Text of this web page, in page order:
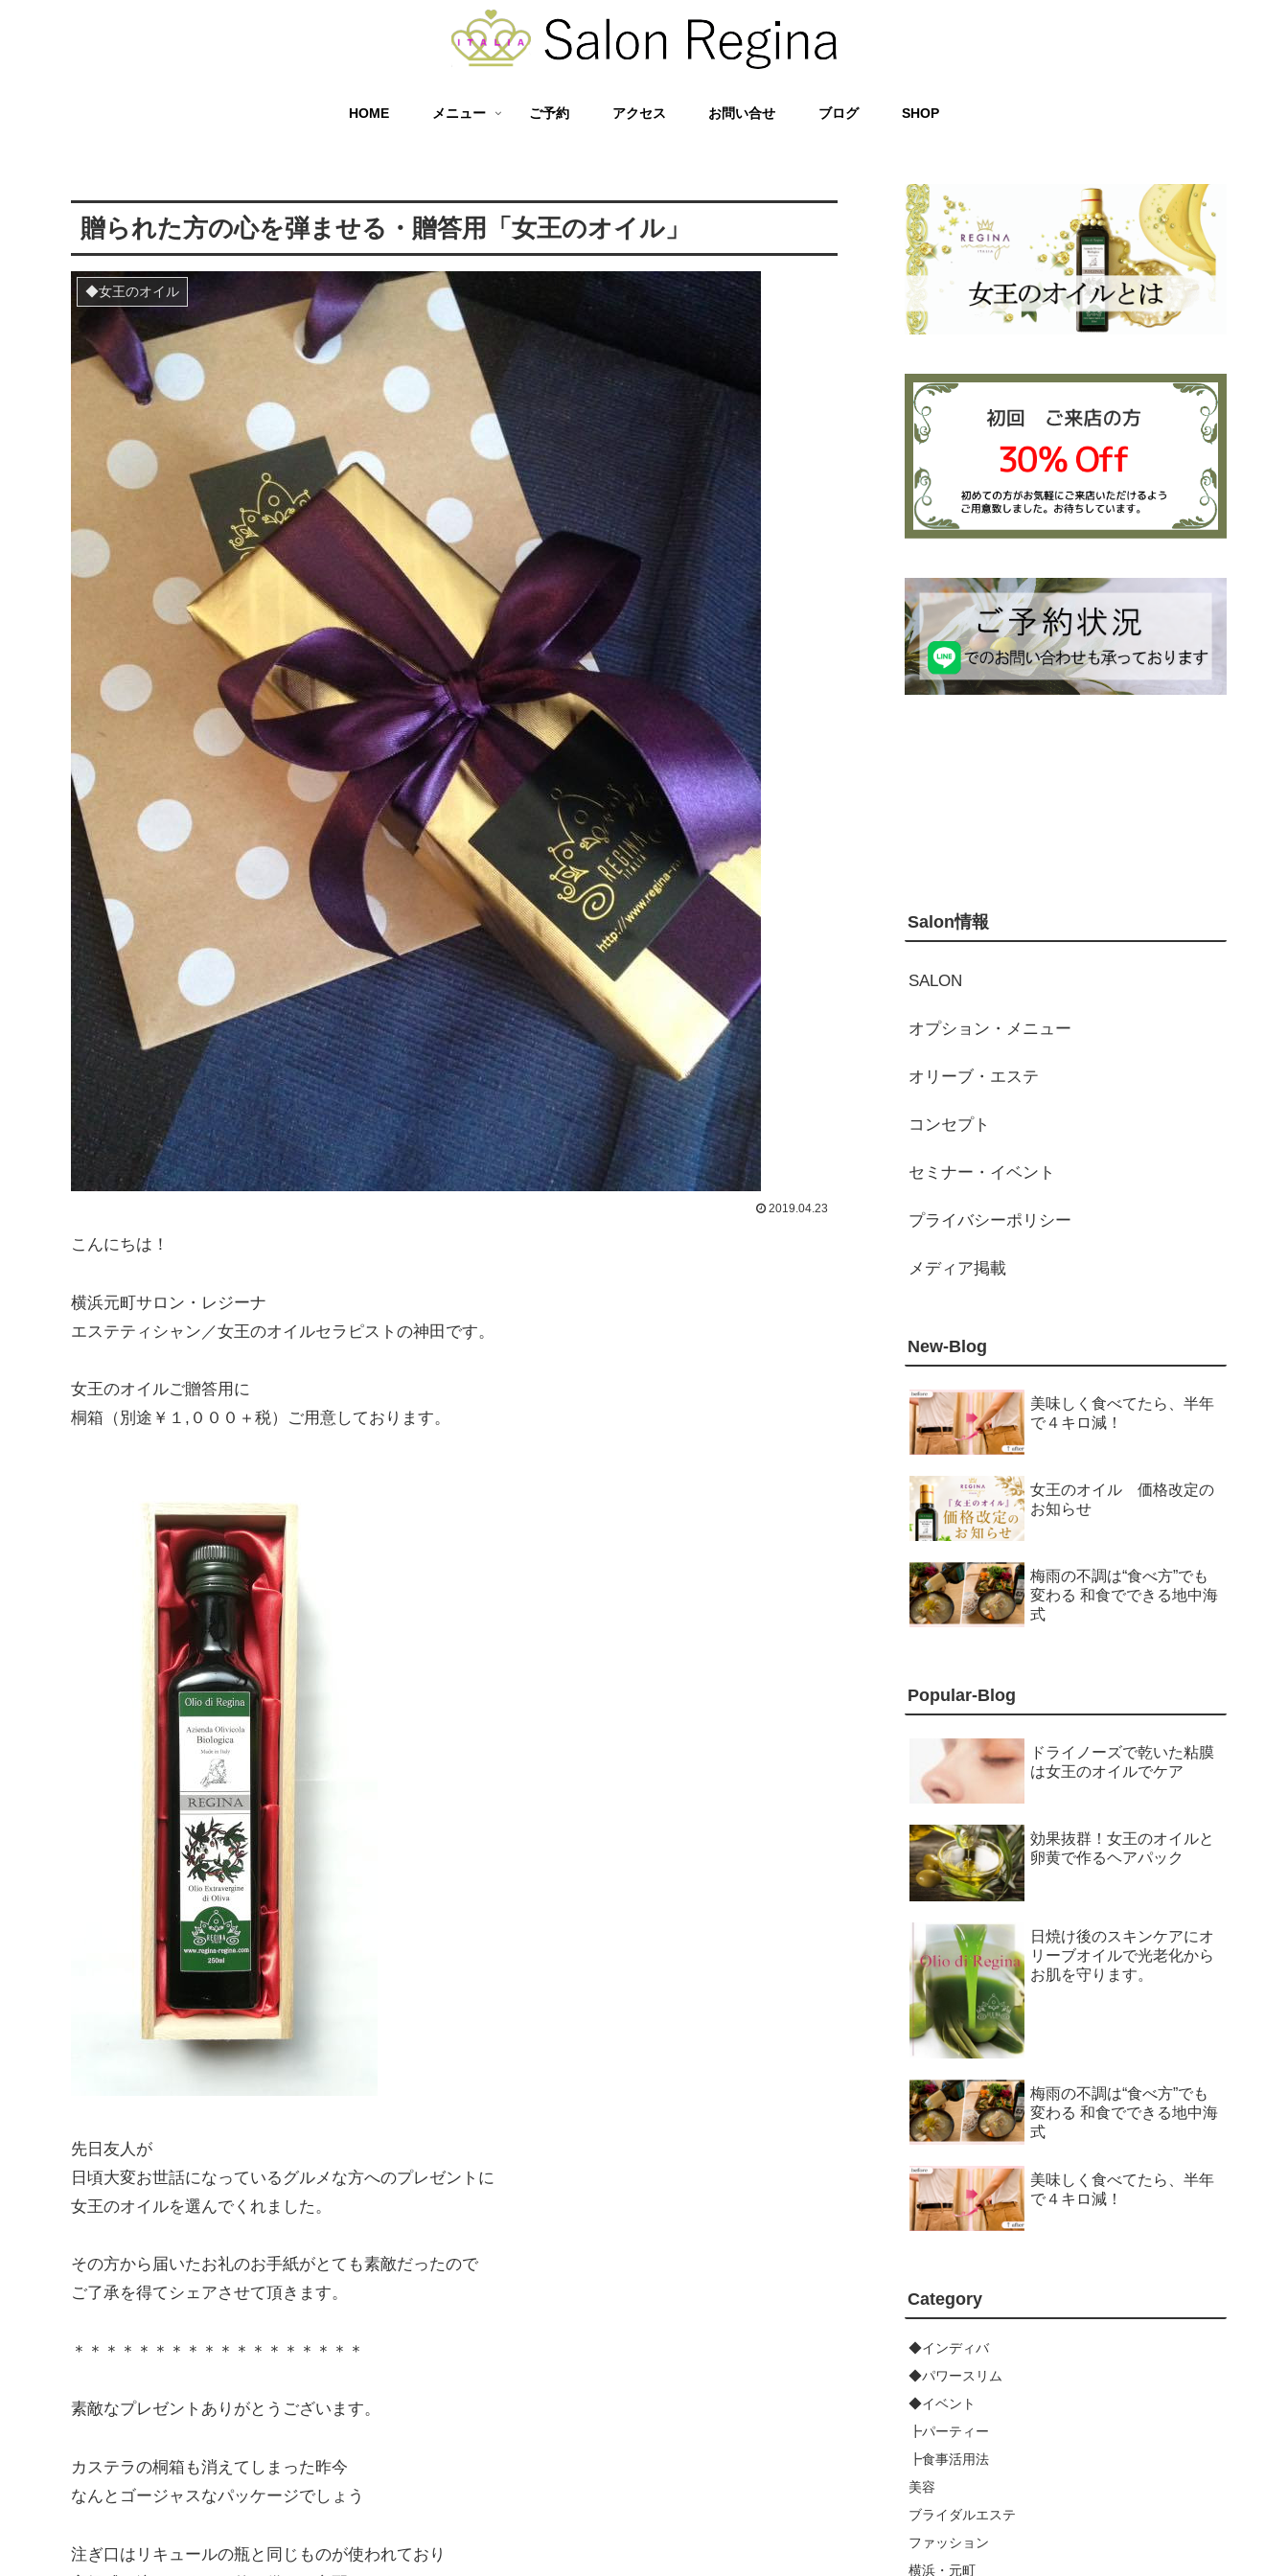
HOME メニュー ご予約 アクセス お問い合せ ブログ SHOP
贈られた方の心を弾ませる・贈答用「女王のオイル」
◆女王のオイル
2019.04.23
こんにちは！
横浜元町サロン・レジーナ
エステティシャン／女王のオイルセラピストの神田です。
女王のオイルご贈答用に
桐箱（別途￥１,０００＋税）ご用意しております。
先日友人が
日頃大変お世話になっているグルメな方へのプレゼントに
女王のオイルを選んでくれました。
その方から届いたお礼のお手紙がとても素敵だったので
ご了承を得てシェアさせて頂きます。
＊＊＊＊＊＊＊＊＊＊＊＊＊＊＊＊＊＊
素敵なプレゼントありがとうございます。
カステラの桐箱も消えてしまった昨今
なんとゴージャスなパッケージでしょう
注ぎ口はリキュールの瓶と同じものが使われており
Salon情報
SALON
オプション・メニュー
オリーブ・エステ
コンセプト
セミナー・イベント
プライバシーポリシー
メディア掲載
New-Blog
美味しく食べてたら、半年
で４キロ減！
女王のオイル 価格改定の
お知らせ
梅雨の不調は“食べ方”でも
変わる 和食でできる地中海
式
Popular-Blog
ドライノーズで乾いた粘膜
は女王のオイルでケア
効果抜群！女王のオイルと
卵黄で作るヘアパック
日焼け後のスキンケアにオ
リーブオイルで光老化から
お肌を守ります。
梅雨の不調は“食べ方”でも
変わる 和食でできる地中海
式
美味しく食べてたら、半年
で４キロ減！
Category
◆インディバ
◆パワースリム
◆イベント
┣パーティー
┣食事活用法
美容
ブライダルエステ
ファッション
横浜・元町